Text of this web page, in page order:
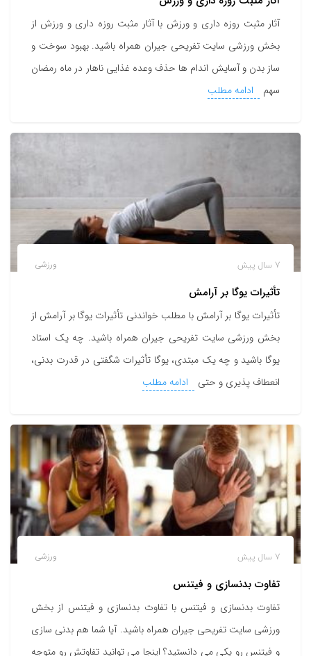
آثار مثبت روزه داری و ورزش با آثار مثبت روزه داری و ورزش از
بخش ورزشی سایت تفریحی جیران همراه باشید. بهبود سوخت و
ساز بدن و آسایش اندام ها حذف وعده غذایی ناهار در ماه رمضان
سهم
ادامه مطلب
ورزشی 7 سال پیش
تأثیرات یوگا بر آرامش
تأثیرات یوگا بر آرامش با مطلب خواندنی تأثیرات یوگا بر آرامش از
بخش ورزشی سایت تفریحی جیران همراه باشید. چه یک استاد
یوگا باشید و چه یک مبتدی، یوگا تأثیرات شگفتی در قدرت بدنی،
انعطاف پذیری و حتی
ادامه مطلب
ورزشی 7 سال پیش
تفاوت بدنسازی و فیتنس
تفاوت بدنسازی و فیتنس با تفاوت بدنسازی و فیتنس از بخش
ورزشی سایت تفریحی جیران همراه باشید. آیا شما هم بدنی سازی
و فیتنس رو یکی می دانستید؟ اینجا می توانید تفاوتش رو متوجه